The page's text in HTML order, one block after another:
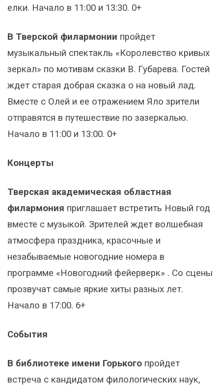
елки. Начало в 11:00 и 13:30. 0+
В Тверской филармонии пройдет
музыкальный спектакль «Королевство кривых
зеркал» по мотивам сказки В. Губарева. Гостей
ждет старая добрая сказка о на новый лад.
Вместе с Олей и ее отражением Яло зрители
отправятся в путешествие по зазеркалью.
Начало в 11:00 и 13:00. 0+
Концерты
Тверская академическая областная
филармония приглашает встретить Новый год
вместе с музыкой. Зрителей ждет волшебная
атмосфера праздника, красочные и
незабываемые новогодние номера в
программе «Новогодний фейерверк» . Со сцены
прозвучат самые яркие хиты разных лет.
Начало в 17:00. 6+
События
В библиотеке имени Горького пройдет
встреча с кандидатом филологических наук,